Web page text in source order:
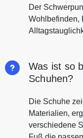
Der
Wohlbefinden,
Was ist so
Schuhen?
Die Schuhe
Materialien,
verschiedene